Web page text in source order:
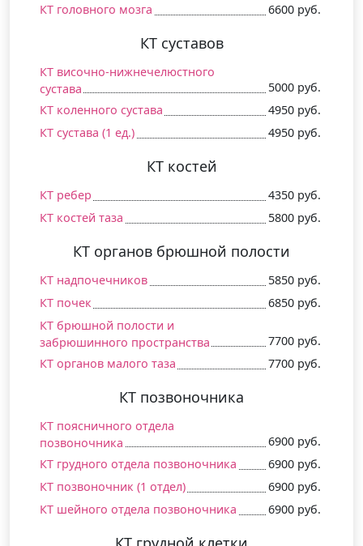
КТ головного мозга
6600 руб.
КТ суставов
КТ височно-нижнечелюстного
сустава
5000 руб.
КТ коленного сустава
4950 руб.
КТ сустава (1 ед.)
4950 руб.
КТ костей
КТ ребер
4350 руб.
КТ костей таза
5800 руб.
КТ органов брюшной полости
КТ надпочечников
5850 руб.
КТ почек
6850 руб.
КТ брюшной полости и
забрюшинного пространства
7700 руб.
КТ органов малого таза
7700 руб.
КТ позвоночника
КТ поясничного отдела
позвоночника
6900 руб.
КТ грудного отдела позвоночника
6900 руб.
КТ позвоночник (1 отдел)
6900 руб.
КТ шейного отдела позвоночника
6900 руб.